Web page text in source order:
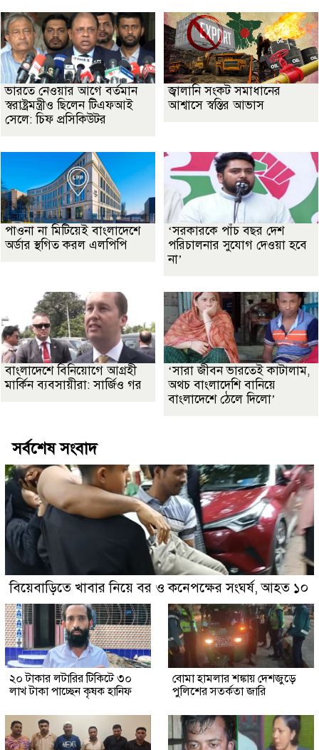
ভারতে নেওয়ার আগে বর্তমান
স্বরাষ্ট্রমন্ত্রীও ছিলেন টিএফআই
সেলে: চিফ প্রসিকিউটর
জ্বালানি সংকট সমাধানের
আশ্বাসে স্বস্তির আভাস
পাওনা না মিটিয়েই বাংলাদেশে
অর্ডার স্থগিত করল এলপিপি
‘সরকারকে পাঁচ বছর দেশ
পরিচালনার সুযোগ দেওয়া হবে
না’
বাংলাদেশে বিনিয়োগে আগ্রহী
মার্কিন ব্যবসায়ীরা: সার্জিও গর
‘সারা জীবন ভারতেই কাটালাম,
অথচ বাংলাদেশি বানিয়ে
বাংলাদেশে ঠেলে দিলো’
সর্বশেষ সংবাদ
বিয়েবাড়িতে খাবার নিয়ে বর ও কনেপক্ষের সংঘর্ষ, আহত ১০
২০ টাকার লটারির টিকিটে ৩০
লাখ টাকা পাচ্ছেন কৃষক হানিফ
বোমা হামলার শঙ্কায় দেশজুড়ে
পুলিশের সতর্কতা জারি